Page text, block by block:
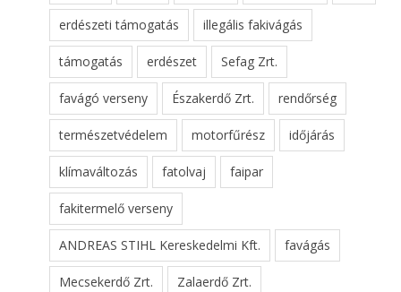
erdészeti támogatás illegális fakivágás
támogatás erdészet Sefag Zrt.
favágó verseny Északerdő Zrt. rendőrség
természetvédelem motorfűrész időjárás
klímaváltozás fatolvaj faipar
fakitermelő verseny
ANDREAS STIHL Kereskedelmi Kft. favágás
Mecsekerdő Zrt. Zalaerdő Zrt.